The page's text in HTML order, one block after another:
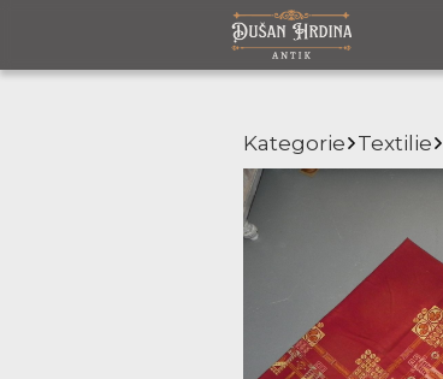
Kategorie Textilie